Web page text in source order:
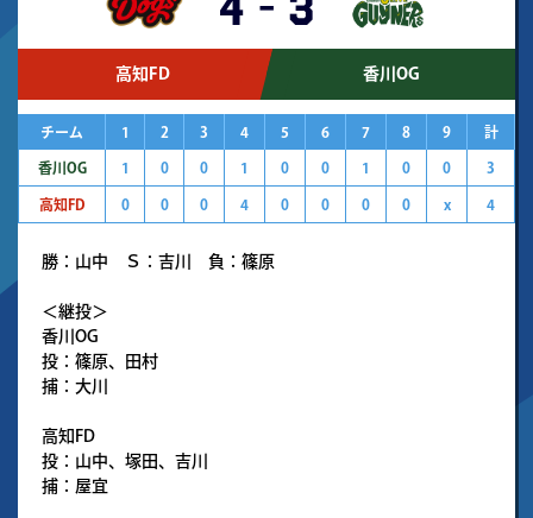
高知FD 香川OG
チーム 1 2 3 4 5 6 7 8 9 計
香川OG 1 0 0 1 0 0 1 0 0 3
高知FD 0 0 0 4 0 0 0 0 x 4
勝：山中 Ｓ：吉川 負：篠原
＜継投＞
香川OG
投：篠原、田村
捕：大川
高知FD
投：山中、塚田、吉川
捕：屋宜